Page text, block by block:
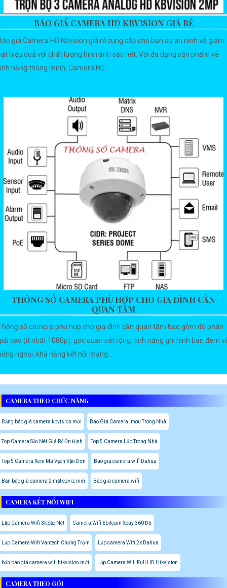
BÁO GIÁ CAMERA HD KBVISION GIÁ RẺ
giá Camera HD Kbvision giá rẻ cung cấp cho bạn sự an ninh và giám
hiệu quả với chất lượng hình ảnh sắc nét. Với đa dạng sản phẩm và
năng thông minh, Camera HD...
THÔNG SỐ CAMERA PHÙ HỢP CHO GIA ĐÌNH CẦN
QUAN TÂM
số camera phù hợp cho gia đình cần quan tâm bao gồm độ phân
cao (ít nhất 1080p), góc quan sát rộng, tính năng ghi hình ban đêm
ngoại, khả năng kết nối mạng...
CAMERA THEO CHỨC NĂNG
Bảng báo giá camera kbvision mới Báo Giá Camera imou Trong Nhà
Top Camera Sắc Nét Giá Rẻ Ổn Định Top 5 Camera Lắp Trong Nhà
Top 5 Camera Xem Mã Vạch Vận Đơn Báo gia camera wifi Dahua
Bản báo giá camera 2 mắt ezviz mới Báo giá camera wifi
CAMERA KẾT NỐI WIFI
Lắp Camera Wifi 3k Sắc Nét Camera Wifi Ebitcam Xoay 360 Độ
Lăp Camera Wifi Vantech Chống Trộm Lắp camera Wifi 2k Dahua
bản báo giá camera wifi hikvision mới Lắp Camera Wifi Full HD Hikvision
CAMERA THEO GÓI